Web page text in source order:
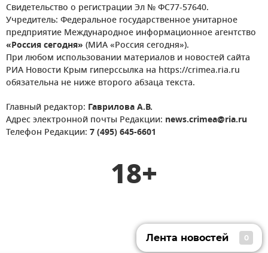
Свидетельство о регистрации Эл № ФС77-57640.
Учредитель: Федеральное государственное унитарное
предприятие Международное информационное агентство
«Россия сегодня» (МИА «Россия сегодня»).
При любом использовании материалов и новостей сайта
РИА Новости Крым гиперссылка на https://crimea.ria.ru
обязательна не ниже второго абзаца текста.
Главный редактор: Гаврилова А.В.
Адрес электронной почты Редакции: news.crimea@ria.ru
Телефон Редакции: 7 (495) 645-6601
18+
Лента новостей 0